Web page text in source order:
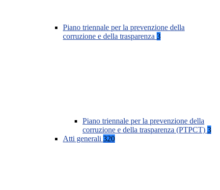
Piano triennale per la prevenzione della
corruzione e della trasparenza 3
Piano triennale per la prevenzione della
corruzione e della trasparenza (PTPCT) 3
Atti generali 320